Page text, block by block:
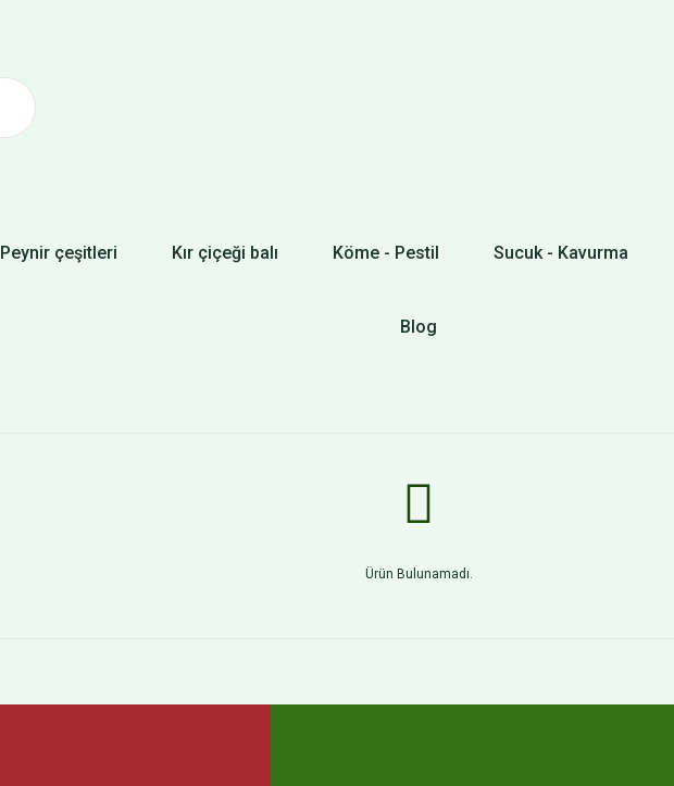
Peynir çeşitleri Kır çiçeği balı Köme - Pestil Sucuk - Kavurma
Blog
Ürün Bulunamadı.